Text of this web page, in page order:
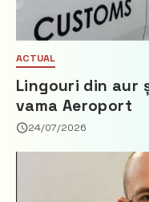
ACTUAL
Lingouri din aur
vama Aeroport
24/07/2026